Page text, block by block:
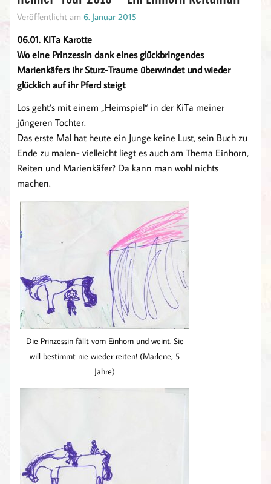
Veröffentlicht am 6. Januar 2015
06.01. KiTa Karotte
Wo eine Prinzessin dank eines glückbringendes
Marienkäfers ihr Sturz-Traume überwindet und wieder
glücklich auf ihr Pferd steigt
Los geht’s mit einem „Heimspiel“ in der KiTa meiner
jüngeren Tochter.
Das erste Mal hat heute ein Junge keine Lust, sein Buch zu
Ende zu malen- vielleicht liegt es auch am Thema Einhorn,
Reiten und Marienkäfer? Da kann man wohl nichts
machen.
Die Prinzessin fällt vom Einhorn und weint. Sie
will bestimmt nie wieder reiten! (Marlene, 5
Jahre)